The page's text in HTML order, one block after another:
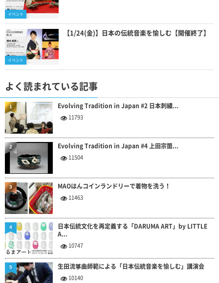
イベント
イベント
【1/24(金)】日本の伝統音楽を愉しむ【開催終了】
よく読まれている記事
Evolving Tradition in Japan #2 日本刺繍...
11793
1
Evolving Tradition in Japan #4 上田宗箇...
11504
2
MAOはんコインランドリーで着物を洗う！
11463
3
日本伝統文化を再定義する「DARUMA ART」by LITTLE
A...
10747
4
生田流箏曲師範による「日本伝統音楽を愉しむ」講演会
10140
5